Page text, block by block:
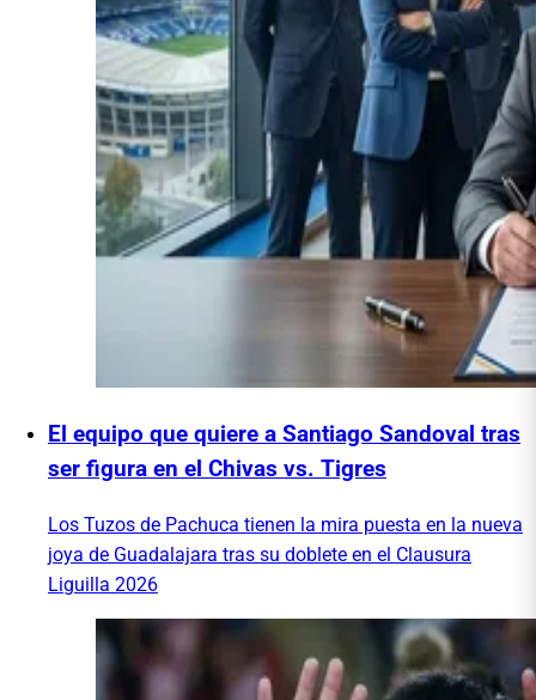
El equipo que quiere a Santiago Sandoval tras
ser figura en el Chivas vs. Tigres
Los Tuzos de Pachuca tienen la mira puesta en la nueva
joya de Guadalajara tras su doblete en el Clausura
Liguilla 2026